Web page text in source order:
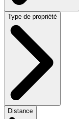
Type de propriété
Distance